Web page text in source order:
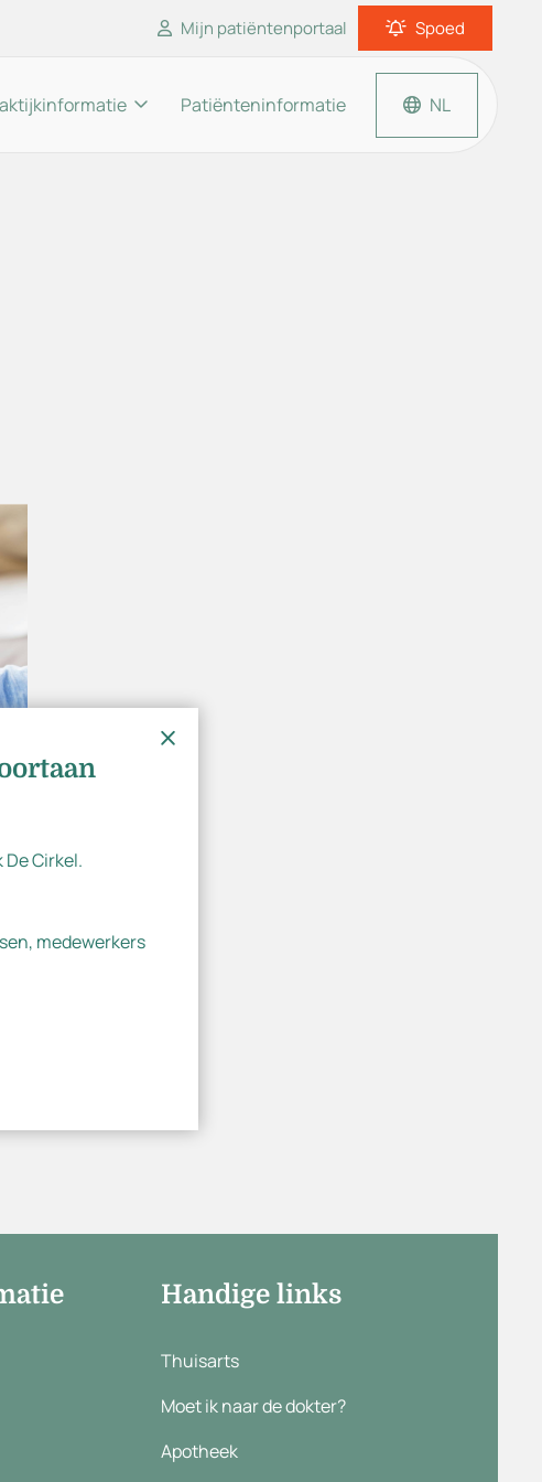
Mijn patiëntenportaal Spoed
Patiënteninformatie NL
Handige links
Thuisarts
Moet ik naar de dokter?
Apotheek
Cirkel.
medewerkers